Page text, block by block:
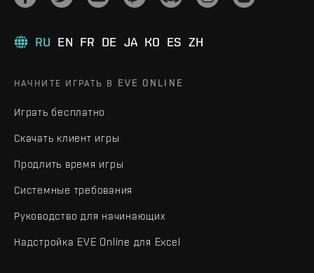
RU EN FR DE JA KO ES ZH
НАЧНИТЕ ИГРАТЬ В EVE ONLINE
Играть бесплатно
Скачать клиент игры
Продлить время игры
Системные требования
Руководство для начинающих
Надстройка EVE Online для Excel